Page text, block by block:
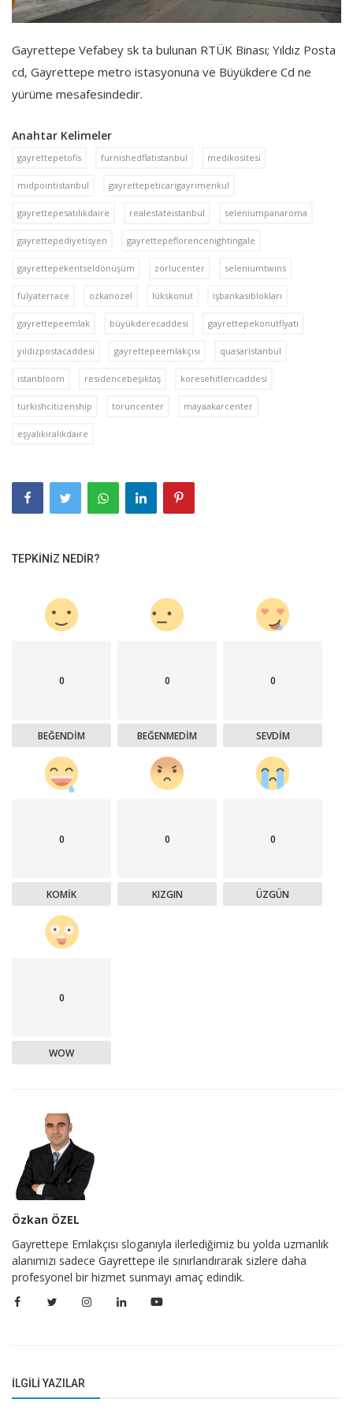
Gayrettepe Vefabey sk ta bulunan RTÜK Binası; Yıldız Posta
cd, Gayrettepe metro istasyonuna ve Büyükdere Cd ne
yürüme mesafesindedir.
Anahtar Kelimeler
gayrettepetofis furnishedflatistanbul medikositesi
midpointistanbul gayrettepeticarigayrimenkul
gayrettepesatılıkdaire realestateistanbul seleniumpanaroma
gayrettepediyetisyen gayrettepeflorencenightingale
gayrettepekentseldönüşüm zorlucenter seleniumtwins
fulyaterrace ozkanozel lükskonut işbankasıblokları
gayrettepeemlak büyükderecaddesi gayrettepekonutfiyatı
yıldızpostacaddesi gayrettepeemlakçısı quasaristanbul
istanbloom residencebeşiktaş koresehitlericaddesi
turkishcitizenship toruncenter mayaakarcenter
eşyalıkiralıkdaire
TEPKINIZ NEDIR?
0
BEĞENDIM
0
BEĞENMEDIM
0
SEVDIM
0
KOMIK
0
KIZGIN
0
ÜZGÜN
0
WOW
Özkan ÖZEL
Gayrettepe Emlakçısı sloganıyla ilerlediğimiz bu yolda uzmanlık
alanımızı sadece Gayrettepe ile sınırlandırarak sizlere daha
profesyonel bir hizmet sunmayı amaç edindik.
İLGILI YAZILAR